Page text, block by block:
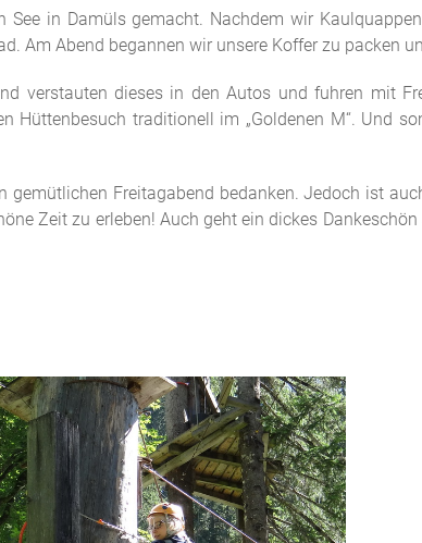
in Damüls gemacht. Nachdem wir
Am Abend begannen wir unsere Koffer zu packen
verstauten dieses in den Autos und fuhren mit
traditionell im „Goldenen M“. Und
Freitagabend bedanken. Jedoch ist
Zeit zu erleben! Auch geht ein dickes